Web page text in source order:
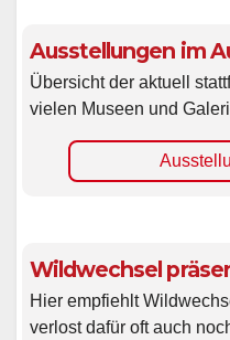
Ausstellungen im
Übersicht der aktuell
vielen Museen und
Wildwechsel
Hier empfiehlt
verlost dafür oft auch